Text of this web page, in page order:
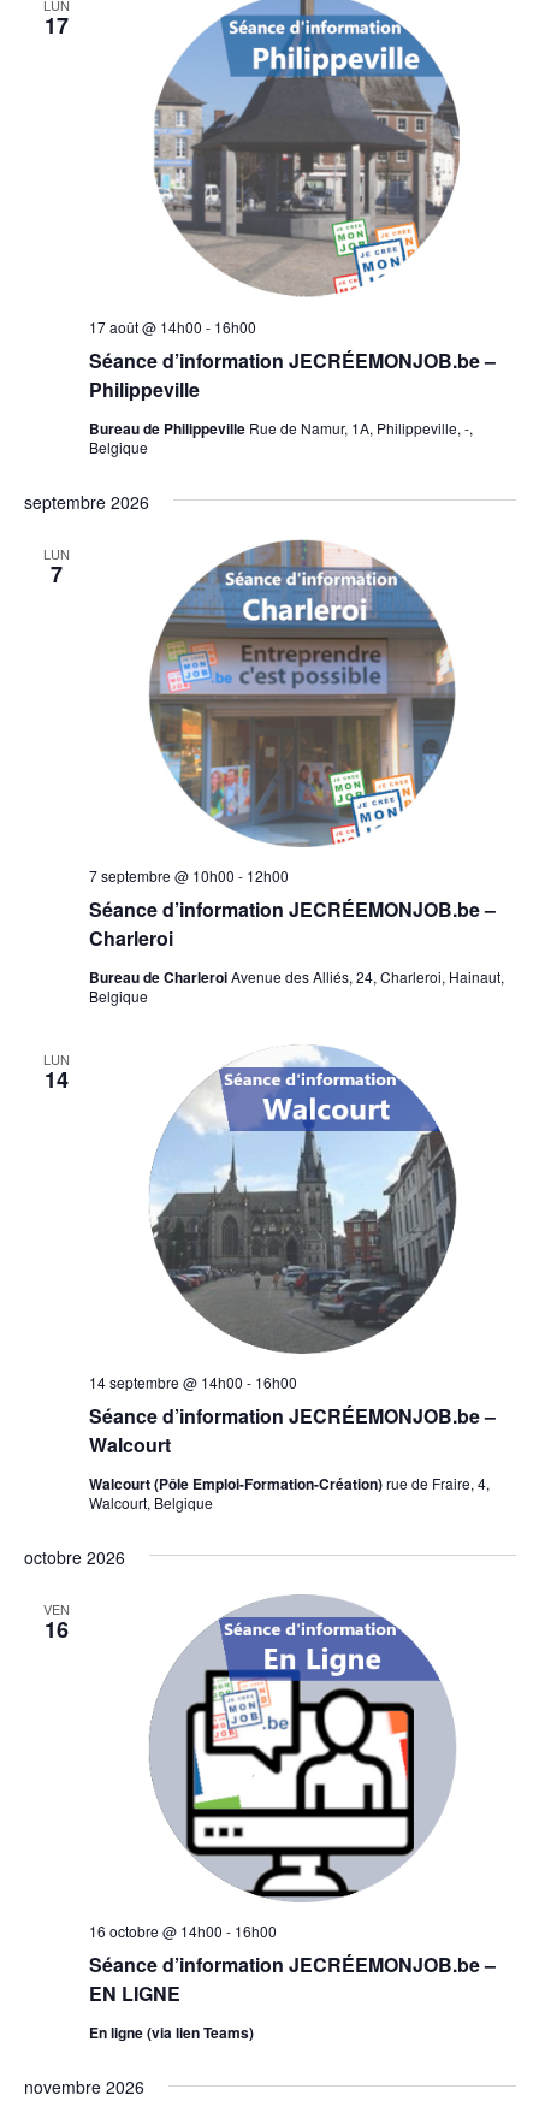
LUN
17
Séance d’information JECRÉEMONJOB.be –
Philippeville
17 août @ 14h00 - 16h00
Bureau de Philippeville Rue de Namur, 1A, Philippeville, -,
Belgique
septembre 2026
LUN
7
Séance d’information JECRÉEMONJOB.be –
Charleroi
7 septembre @ 10h00 - 12h00
Bureau de CharleroiAvenue des Alliés, 24, Charleroi, Hainaut,
Belgique
LUN
14
Séance d’information JECRÉEMONJOB.be –
Walcourt
14 septembre @ 14h00 - 16h00
Walcourt (Pôle Emploi-Formation-Création)rue de Fraire, 4,
Walcourt, Belgique
octobre 2026
VEN
16
Séance d’information JECRÉEMONJOB.be –
EN LIGNE
16 octobre @ 14h00 - 16h00
En ligne (via lien Teams)
novembre 2026